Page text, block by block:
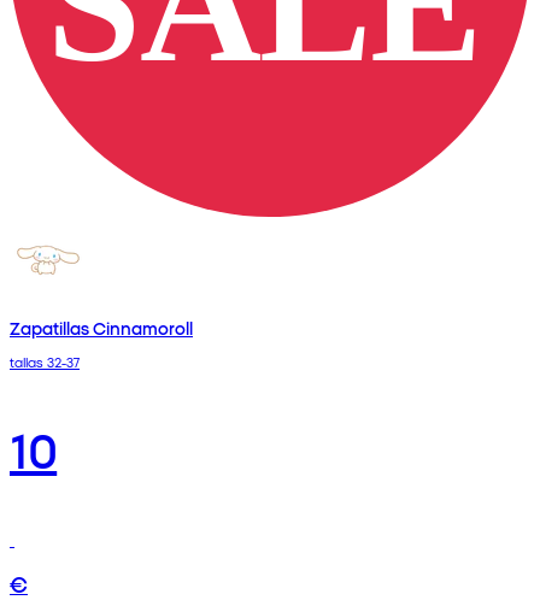
Zapatillas Cinnamoroll
tallas 32-37
10
€